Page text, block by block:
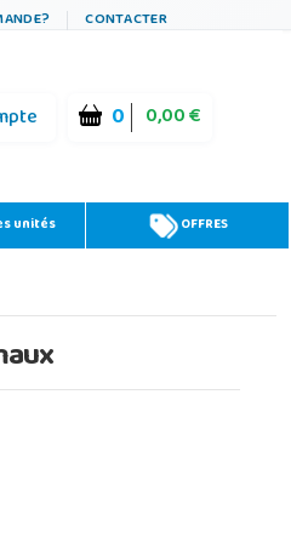
CONTACTER
0 0,00 €
unités OFFRES